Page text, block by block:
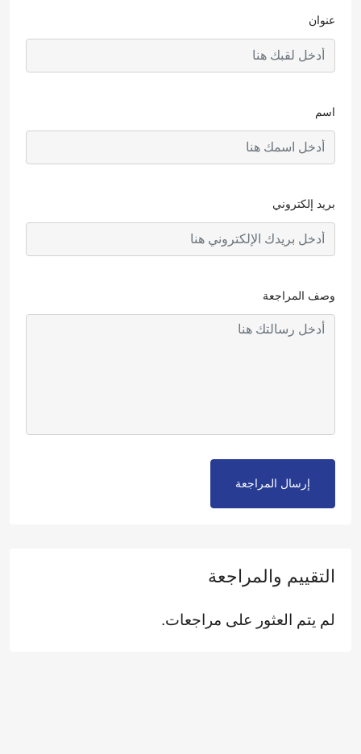
عنوان
اسم
بريد إلكتروني
وصف المراجعة
إرسال المراجعة
التقييم والمراجعة
لم يتم العثور على مراجعات.